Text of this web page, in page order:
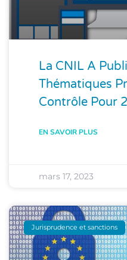
La CNIL A
Thématiques
Contrôle Pour
EN SAVOIR PLUS
mars 17, 2023
Jurisprudence et sanctions